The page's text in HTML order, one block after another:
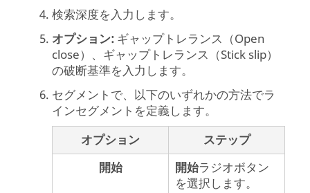
検索深度を入力します。
オプション: ギャップトレランス（Open
close）、ギャップトレランス（Stick slip）
の破断基準を入力します。
セグメントで、以下のいずれかの方法でラ
インセグメントを定義します。
オプション
ステップ
開始
開始ラジオボタン
を選択します。